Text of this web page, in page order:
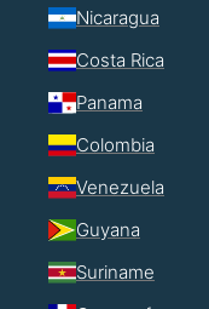
Nicaragua
Costa Rica
Panama
Colombia
Venezuela
Guyana
Suriname